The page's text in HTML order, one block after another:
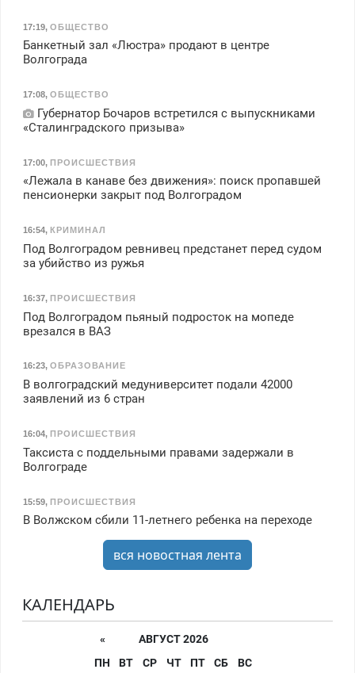
17:19, ОБЩЕСТВО
Банкетный зал «Люстра» продают в центре
Волгограда
17:08, ОБЩЕСТВО
Губернатор Бочаров встретился с выпускниками
«Сталинградского призыва»
17:00, ПРОИСШЕСТВИЯ
«Лежала в канаве без движения»: поиск пропавшей
пенсионерки закрыт под Волгоградом
16:54, КРИМИНАЛ
Под Волгоградом ревнивец предстанет перед судом
за убийство из ружья
16:37, ПРОИСШЕСТВИЯ
Под Волгоградом пьяный подросток на мопеде
врезался в ВАЗ
16:23, ОБРАЗОВАНИЕ
В волгоградский медуниверситет подали 42000
заявлений из 6 стран
16:04, ПРОИСШЕСТВИЯ
Таксиста с поддельными правами задержали в
Волгограде
15:59, ПРОИСШЕСТВИЯ
В Волжском сбили 11-летнего ребенка на переходе
вся новостная лента
КАЛЕНДАРЬ
«
АВГУСТ 2026
ПН
ВТ СР ЧТ ПТ СБ ВС